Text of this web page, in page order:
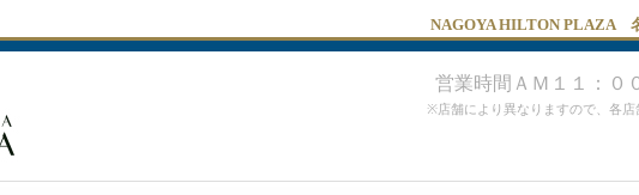
NAGOYA HILTON PLAZA
営業時間ＡＭ１１：０
※店舗により異なりますので、各